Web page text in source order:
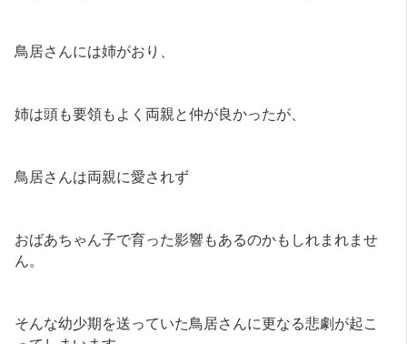
鳥居さんには姉がおり、
姉は頭も要領もよく両親と仲が良かったが、
鳥居さんは両親に愛されず
おばあちゃん子で育った影響もあるのかもしれまれませ
ん。
そんな幼少期を送っていた鳥居さんに更なる悲劇が起こ